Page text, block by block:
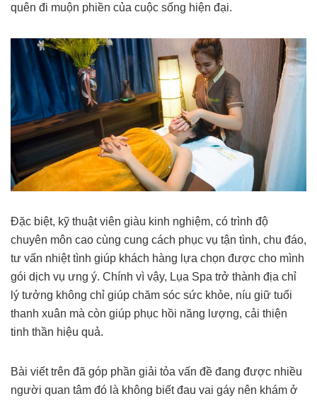
quên đi muộn phiền của cuộc sống hiện đại.
Đặc biệt, kỹ thuật viên giàu kinh nghiệm, có trình độ
chuyên môn cao cùng cung cách phục vụ tận tình, chu đáo,
tư vấn nhiệt tình giúp khách hàng lựa chọn được cho mình
gói dịch vụ ưng ý. Chính vì vậy, Lụa Spa trở thành địa chỉ
lý tưởng không chỉ giúp chăm sóc sức khỏe, níu giữ tuổi
thanh xuân mà còn giúp phục hồi năng lượng, cải thiện
tinh thần hiệu quả.
Bài viết trên đã góp phần giải tỏa vấn đề đang được nhiều
người quan tâm đó là không biết đau vai gáy nên khám ở